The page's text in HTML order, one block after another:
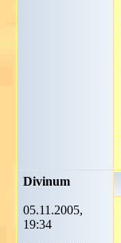
Divinum
05.11.2005,
19:34